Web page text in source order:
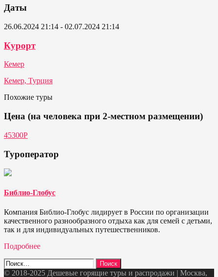
Даты
26.06.2024 21:14 - 02.07.2024 21:14
Курорт
Кемер
Кемер, Турция
Похожие туры
Цена (на человека при 2-местном размещении)
45300Р
Туроператор
Библио-Глобус
Компания Библио-Глобус лидирует в России по организации
качественного разнообразного отдыха как для семей с детьми,
так и для индивидуальных путешественников.
Подробнее
Найти:
© 2018-2025 Дешевые горящие туры и распродажи | Москва,